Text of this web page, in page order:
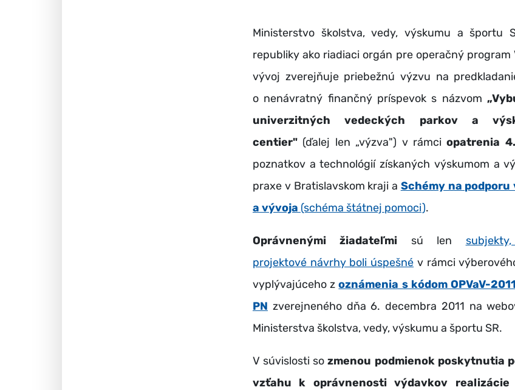
Ministerstvo školstva, vedy, výskumu a športu
republiky ako riadiaci orgán pre operačný program
vývoj zverejňuje priebežnú výzvu na
o nenávratný finančný príspevok s názvom
univerzitných vedeckých parkov a
centier" (ďalej len „výzva") v rámciopatrenia
poznatkov a technológií získaných výskumom a
praxe v Bratislavskom kraji a Schémy na podporu
a vývoja (schéma štátnej pomoci).
Oprávnenými žiadateľmi sú len
projektové návrhy boli úspešné v rámci
vyplývajúceho zoznámenia s kódom OPVaV-
PN zverejneného dňa 6. decembra 2011 na
Ministerstva školstva, vedy, výskumu a športu SR.
V súvislosti sozmenou podmienok poskytnutia
vzťahu k oprávnenosti výdavkov realizácie